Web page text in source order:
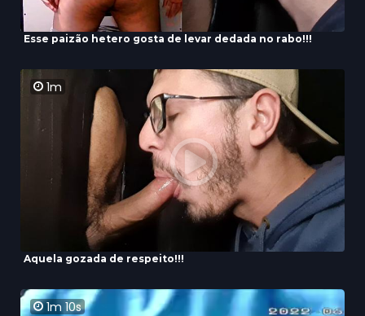
Esse paizão hetero gosta de levar dedada no rabo!!!
1m
Aquela gozada de respeito!!!
1m 10s